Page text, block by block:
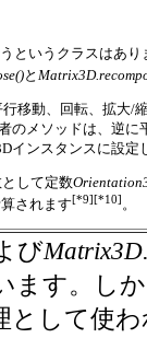
というクラスはあ
と
移動、回転、拡大/
のメソッドは、逆
インスタンスに設定
して定数
されます[*9][*10]。
び
ます。し
として使